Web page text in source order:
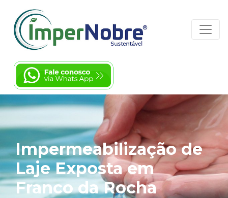
Impermeabilização de
Laje Exposta em
Franco da Rocha